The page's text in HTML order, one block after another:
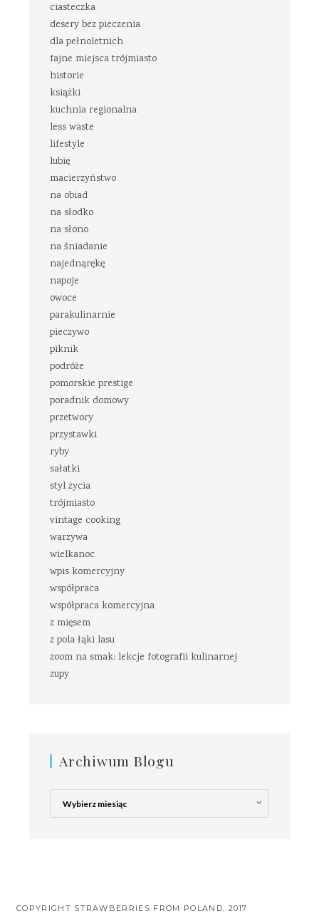
ciasteczka
desery bez pieczenia
dla pełnoletnich
fajne miejsca trójmiasto
historie
książki
kuchnia regionalna
less waste
lifestyle
lubię
macierzyństwo
na obiad
na słodko
na słono
na śniadanie
najednąrękę
napoje
owoce
parakulinarnie
pieczywo
piknik
podróże
pomorskie prestige
poradnik domowy
przetwory
przystawki
ryby
sałatki
styl życia
trójmiasto
vintage cooking
warzywa
wielkanoc
wpis komercyjny
współpraca
współpraca komercyjna
z mięsem
z pola łąki lasu
zoom na smak: lekcje fotografii kulinarnej
zupy
Archiwum Blogu
Archiwum
Blogu
COPYRIGHT STRAWBERRIES FROM POLAND, 2017